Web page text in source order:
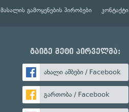
მასალის გამოყენების პირობები კონტაქტი
გაიგე მეტი პირველმა:
ახალი ამბები / Facebook
გართობა / Facebook